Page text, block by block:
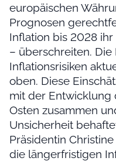
europäischen
Prognosen
Inflation bis 2028
– überschreiten. Die
Inflationsrisiken
oben. Diese
mit der Entwicklung
Osten zusammen
Unsicherheit
Präsidentin
die längerfristigen